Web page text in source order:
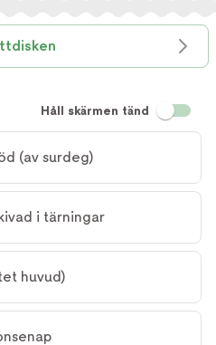
Håll skärmen tänd
(av surdeg)
i tärningar
huvud)